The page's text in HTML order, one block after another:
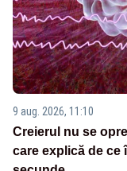
9 aug. 2026, 11:10
Creierul nu se
care explică de ce